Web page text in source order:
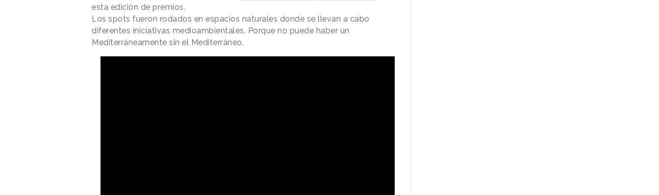
esta edición de premios.
Los spots fueron rodados en espacios naturales donde se llevan a cabo
diferentes iniciativas medioambientales. Porque no puede haber un
Mediterráneamente sin el Mediterráneo.